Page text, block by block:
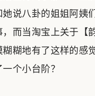
说八卦的姐姐阿姨
而当淘宝上关于【
糊地有了这样的感
个小台阶？